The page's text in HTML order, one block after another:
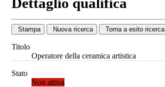
Stampa Nuova ricerca Torna a esito ricerca
Titolo
Operatore della ceramica artistica
Stato
Non attiva